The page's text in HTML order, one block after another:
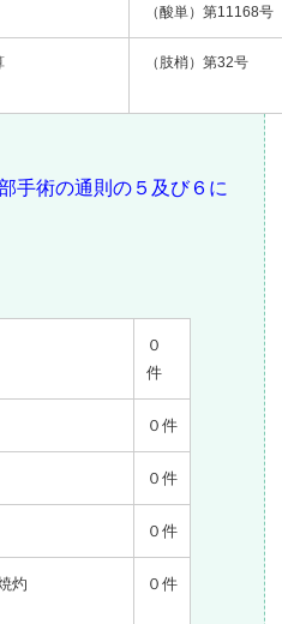
（酸単）第11168号
（肢梢）第32号
手術の通則の５及び６に
出術等
０
件
０件
０件
０件
灼
０件